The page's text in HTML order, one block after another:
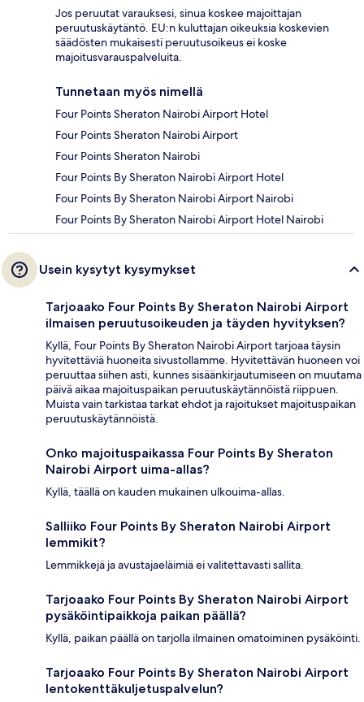
Jos peruutat varauksesi, sinua koskee majoittajan
peruutuskäytäntö. EU:n kuluttajan oikeuksia koskevien
säädösten mukaisesti peruutusoikeus ei koske
majoitusvarauspalveluita.
Tunnetaan myös nimellä
Four Points Sheraton Nairobi Airport Hotel
Four Points Sheraton Nairobi Airport
Four Points Sheraton Nairobi
Four Points By Sheraton Nairobi Airport Hotel
Four Points By Sheraton Nairobi Airport Nairobi
Four Points By Sheraton Nairobi Airport Hotel Nairobi
Usein kysytyt kysymykset
Tarjoaako Four Points By Sheraton Nairobi Airport
ilmaisen peruutusoikeuden ja täyden hyvityksen?
Kyllä, Four Points By Sheraton Nairobi Airport tarjoaa täysin
hyvitettäviä huoneita sivustollamme. Hyvitettävän huoneen voi
peruuttaa siihen asti, kunnes sisäänkirjautumiseen on muutama
päivä aikaa majoituspaikan peruutuskäytännöistä riippuen.
Muista vain tarkistaa tarkat ehdot ja rajoitukset majoituspaikan
peruutuskäytännöistä.
Onko majoituspaikassa Four Points By Sheraton
Nairobi Airport uima-allas?
Kyllä, täällä on kauden mukainen ulkouima-allas.
Salliiko Four Points By Sheraton Nairobi Airport
lemmikit?
Lemmikkejä ja avustajaeläimiä ei valitettavasti sallita.
Tarjoaako Four Points By Sheraton Nairobi Airport
pysäköintipaikkoja paikan päällä?
Kyllä, paikan päällä on tarjolla ilmainen omatoiminen pysäköinti.
Tarjoaako Four Points By Sheraton Nairobi Airport
lentokenttäkuljetuspalvelun?